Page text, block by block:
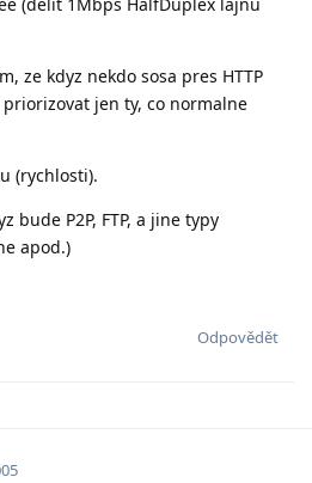
ze kdyz nekdo sosa pres HTTP
jen ty, co normalne
(rychlosti).
bude P2P, FTP, a jine typy
apod.)
Odpovědět